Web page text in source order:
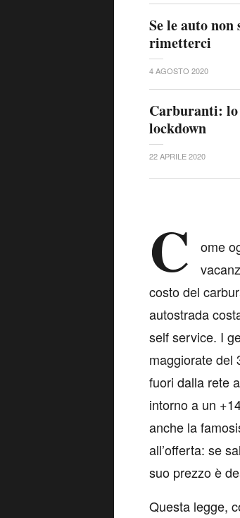
Se le auto
rimetterci
4 AGOSTO 2020
Carburanti:
lockdown
22 APRILE 2020
C
ome
costo del
autostrada
self service. I
maggiorate del
fuori dalla rete
intorno a un
anche la
all’offerta: se
suo prezzo è
Questa legge,